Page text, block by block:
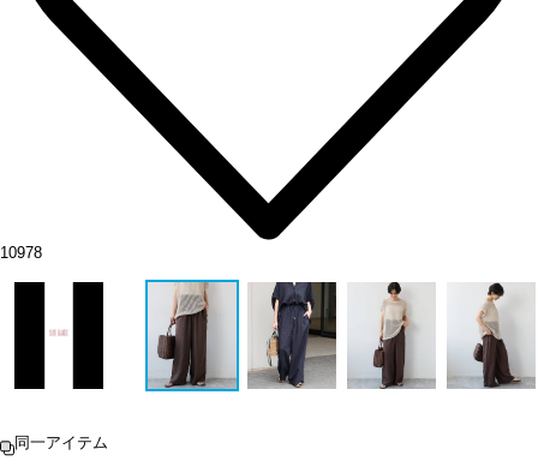
10978
同一アイテム